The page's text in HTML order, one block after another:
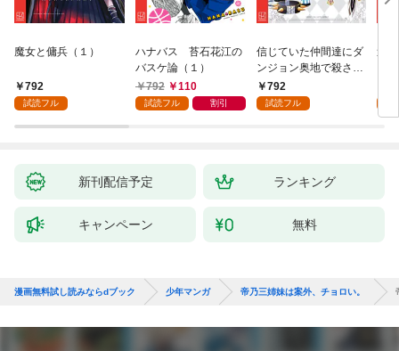
魔女と傭兵（１）
792
試読フル
ハナバス 苔石花江の
バスケ論（１）
792
110
試読フル 割引
信じていた仲間達にダ
ンジョン奥地で殺され
かけたがギフト『無限
ガチャ』でレベル９９
（１）
792
試読フル
追
強
～
新刊配信予定 ランキング
キャンペーン 無料
漫画無料試し読みならdブック 少年マンガ 帝乃三姉妹は案外、チョロい。